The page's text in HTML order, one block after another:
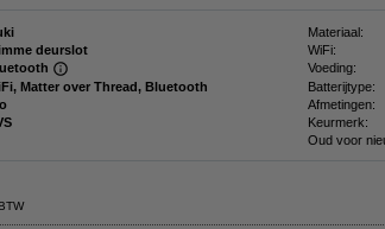
Materiaal:
deurslot WiFi:
Voeding:
Matter over Thread, Bluetooth Batterijtype:
Afmetingen:
Keurmerk:
Oud voor